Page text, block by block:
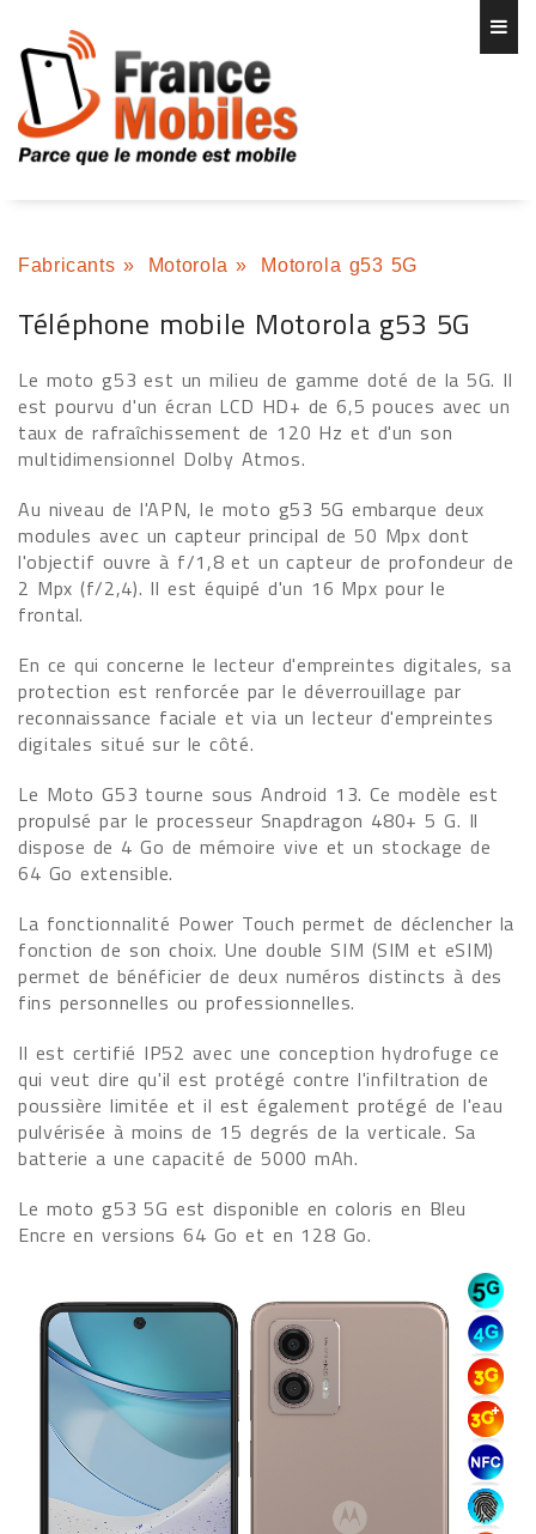
Fabricants » Motorola » Motorola g53 5G
Téléphone mobile Motorola g53 5G
Le moto g53 est un milieu de gamme doté de la 5G. Il
est pourvu d'un écran LCD HD+ de 6,5 pouces avec un
taux de rafraîchissement de 120 Hz et d'un son
multidimensionnel Dolby Atmos.
Au niveau de l'APN, le moto g53 5G embarque deux
modules avec un capteur principal de 50 Mpx dont
l'objectif ouvre à f/1,8 et un capteur de profondeur de
2 Mpx (f/2,4). Il est équipé d'un 16 Mpx pour le
frontal.
En ce qui concerne le lecteur d'empreintes digitales, sa
protection est renforcée par le déverrouillage par
reconnaissance faciale et via un lecteur d'empreintes
digitales situé sur le côté.
Le Moto G53 tourne sous Android 13. Ce modèle est
propulsé par le processeur Snapdragon 480+ 5 G. Il
dispose de 4 Go de mémoire vive et un stockage de
64 Go extensible.
La fonctionnalité Power Touch permet de déclencher la
fonction de son choix. Une double SIM (SIM et eSIM)
permet de bénéficier de deux numéros distincts à des
fins personnelles ou professionnelles.
Il est certifié IP52 avec une conception hydrofuge ce
qui veut dire qu'il est protégé contre l'infiltration de
poussière limitée et il est également protégé de l'eau
pulvérisée à moins de 15 degrés de la verticale. Sa
batterie a une capacité de 5000 mAh.
Le moto g53 5G est disponible en coloris en Bleu
Encre en versions 64 Go et en 128 Go.